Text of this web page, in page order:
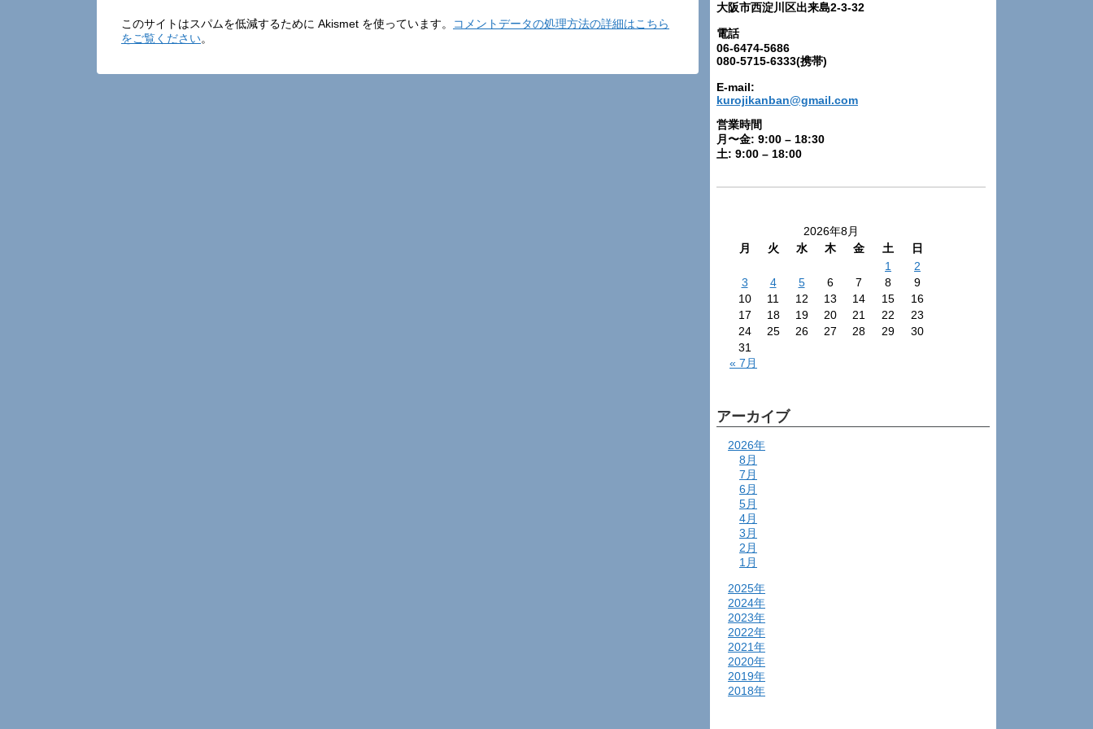
このサイトはスパムを低減するために Akismet を使っています。
コメントデータの処理方法の詳細はこちら
をご覧ください。
大阪市西淀川区出来島2-3-32
電話
06-6474-5686
080-5715-6333(携帯)
E-mail:
kurojikanban@gmail.com
営業時間
月〜金: 9:00 – 18:30
土: 9:00 – 18:00
2026年8月
月
火 水 木 金 土
日
1
2
3
4 5 6 7 8
9
10
11 12 13 14 15
16
17
18 19 20 21 22
23
24
25 26 27 28 29
30
31
« 7月
アーカイブ
2026年
8月
7月
6月
5月
4月
3月
2月
1月
2025年
2024年
2023年
2022年
2021年
2020年
2019年
2018年